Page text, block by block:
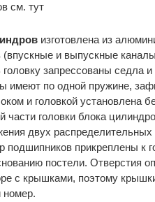
см. тут
изготовлена из
(впускные и выпускные
головку запрессованы
имеют по одной пружине,
и головкой установлена
части головки блока
двух распределительных
подшипников прикреплены к
постели. Отверстия
с крышками, поэтому
номер.